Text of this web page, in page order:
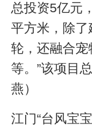
总投资5亿元
平方米，除
轮，还融合
等。”该项目
燕）
江门“台风宝